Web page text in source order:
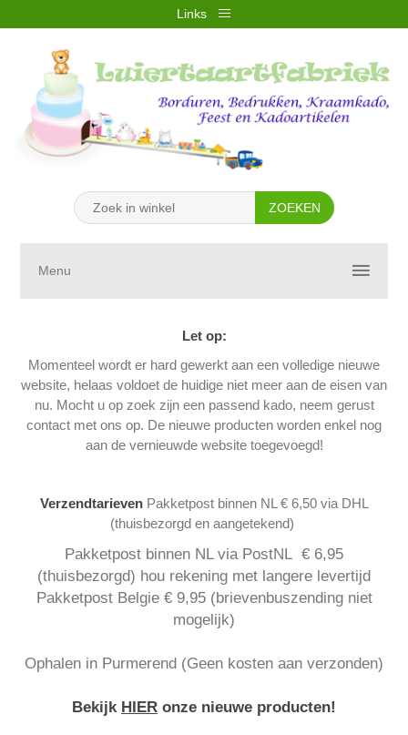
Links
REGISTREREN
WINKELWAGEN (0)
Menu
Let op:
Momenteel wordt er hard gewerkt aan een volledige nieuwe
website, helaas voldoet de huidige niet meer aan de eisen van
nu. Mocht u op zoek zijn een passend kado, neem gerust
contact met ons op. De nieuwe producten worden enkel nog
aan de vernieuwde website toegevoegd!
Verzendtarieven Pakketpost binnen NL € 6,50 via DHL
(thuisbezorgd en aangetekend)
Pakketpost binnen NL via PostNL € 6,95
(thuisbezorgd) hou rekening met langere levertijd
Pakketpost Belgie € 9,95 (brievenbuszending niet
mogelijk)
Ophalen in Purmerend (Geen kosten aan verzonden)
Bekijk HIER onze nieuwe producten!